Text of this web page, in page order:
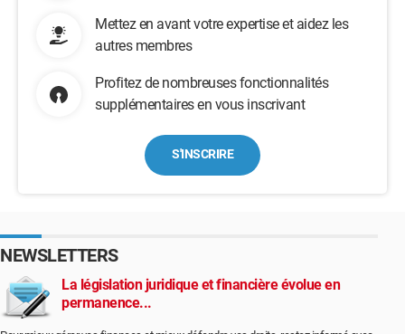
Mettez en avant votre expertise et aidez les
autres membres
Profitez de nombreuses fonctionnalités
supplémentaires en vous inscrivant
S'INSCRIRE
NEWSLETTERS
La législation juridique et financière évolue en
permanence...